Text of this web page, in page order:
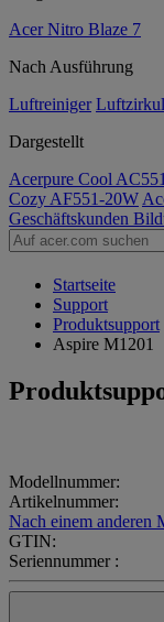
Acer Nitro Blaze 7
Nach Ausführung
Luftreiniger
Dargestellt
Acerpure Cool
Cozy AF551-20W
Geschäftskunden
Startseite
Support
Produktsupport
Aspire M1201
Modellnummer:
Artikelnummer:
Nach einem anderen
GTIN:
Seriennummer :